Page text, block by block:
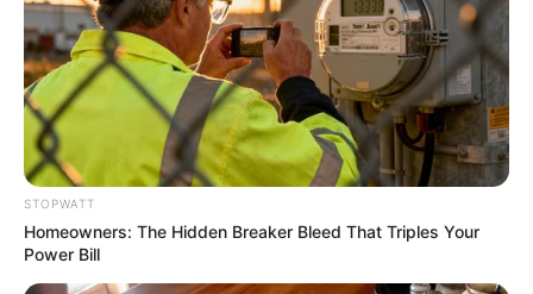
STOPWATT
Homeowners: The Hidden Breaker Bleed That Triples Your
Power Bill